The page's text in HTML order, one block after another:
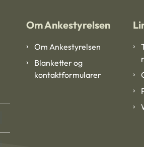
Om Ankestyrelsen
Om Ankestyrelsen
Blanketter og
kontaktformularer